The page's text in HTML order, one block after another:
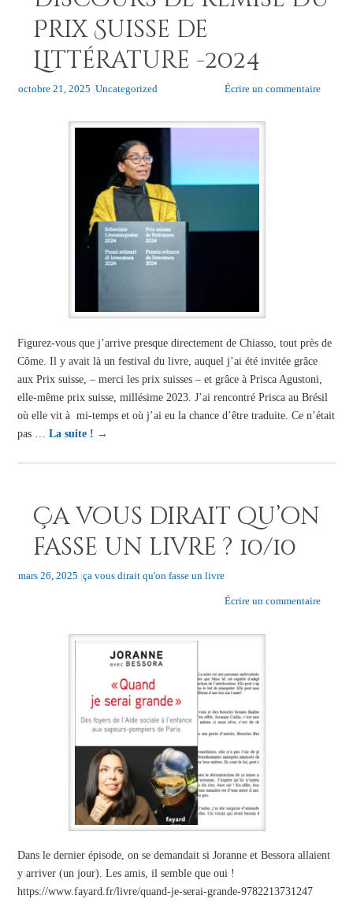
Prix Suisse de
Littérature -2024
octobre 21, 2025 |Uncategorized Écrire un commentaire
Figurez-vous que j’arrive presque directement de Chiasso, tout près de
Côme. Il y avait là un festival du livre, auquel j’ai été invitée grâce
aux Prix suisse, – merci les prix suisses – et grâce à Prisca Agustoni,
elle-même prix suisse, millésime 2023. J’ai rencontré Prisca au Brésil
où elle vit à mi-temps et où j’ai eu la chance d’être traduite. Ce n’était
pas … La suite ! →
Ça vous dirait qu’on
fasse un livre ? 10/10
mars 26, 2025 |ça vous dirait qu'on fasse un livre
Écrire un commentaire
Dans le dernier épisode, on se demandait si Joranne et Bessora allaient
y arriver (un jour). Les amis, il semble que oui !
https://www.fayard.fr/livre/quand-je-serai-grande-9782213731247